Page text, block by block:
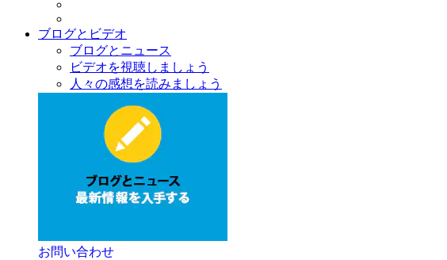
ブログとビデオ
ブログとニュース
ビデオを視聴しましょう
人々の感想を読みましょう
お問い合わせ